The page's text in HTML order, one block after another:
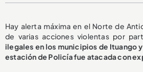
Hay alerta máxima en el Norte de
de varias acciones violentas por
ilegales en los municipios de Ituango
estación de Policía fue atacada con